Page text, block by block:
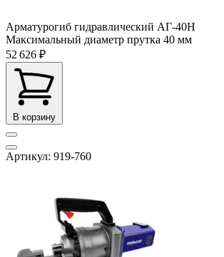
Арматурогиб гидравлический АГ-40Н
Максимальный диаметр прутка 40 мм
52 626 ₽
В корзину
Артикул: 919-760